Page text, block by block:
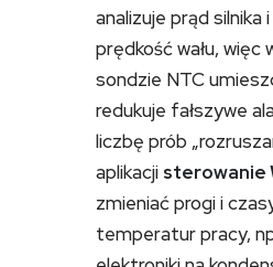
analizuje prąd silnika
prędkość wału,
sondzie NTC
redukuje fałszywe
liczbę prób
aplikacji sterowanie
zmieniać progi i
temperatur pracy,